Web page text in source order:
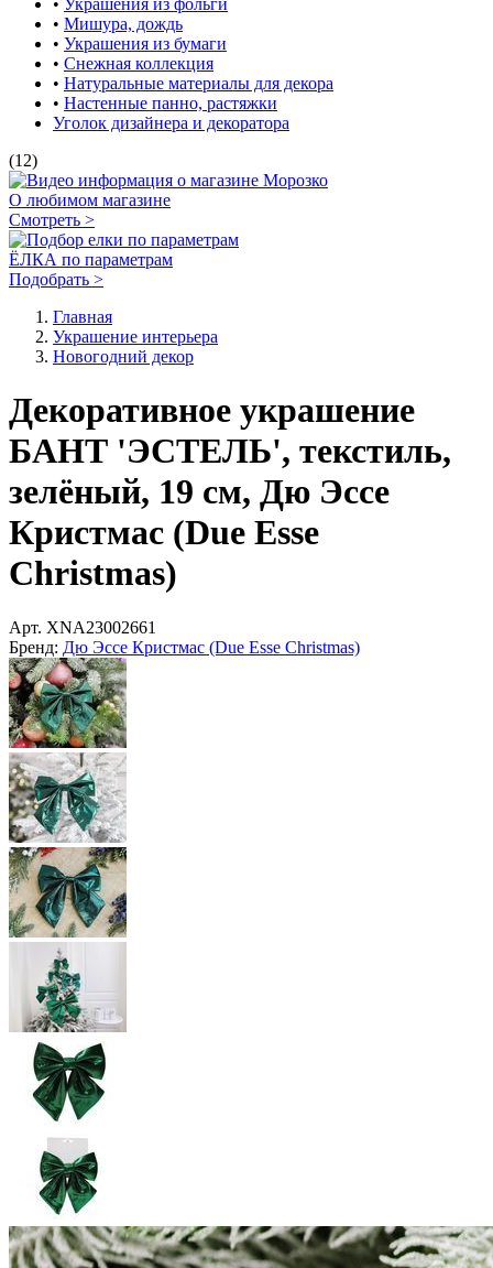
• Украшения из фольги
• Мишура, дождь
• Украшения из бумаги
• Снежная коллекция
• Натуральные материалы для декора
• Настенные панно, растяжки
Уголок дизайнера и декоратора
(12)
О любимом магазине
Смотреть >
ЁЛКА по параметрам
Подобрать >
Главная
Украшение интерьера
Новогодний декор
Декоративное украшение
БАНТ 'ЭСТЕЛЬ', текстиль,
зелёный, 19 см, Дю Эссе
Кристмас (Due Esse
Christmas)
Арт. XNA23002661
Бренд: Дю Эссе Кристмас (Due Esse Christmas)